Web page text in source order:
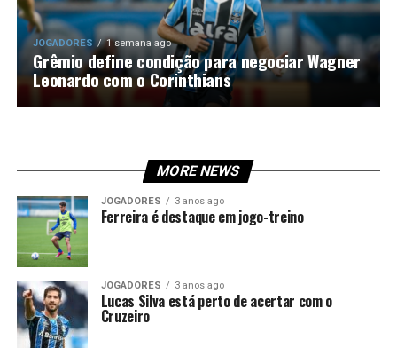
JOGADORES 1 semana ago
Grêmio define condição para negociar Wagner
Leonardo com o Corinthians
MORE NEWS
JOGADORES 3 anos ago
Ferreira é destaque em jogo-treino
JOGADORES 3 anos ago
Lucas Silva está perto de acertar com o
Cruzeiro